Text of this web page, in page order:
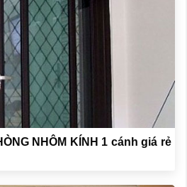
NHÔM KÍNH 1 cánh giá rẻ